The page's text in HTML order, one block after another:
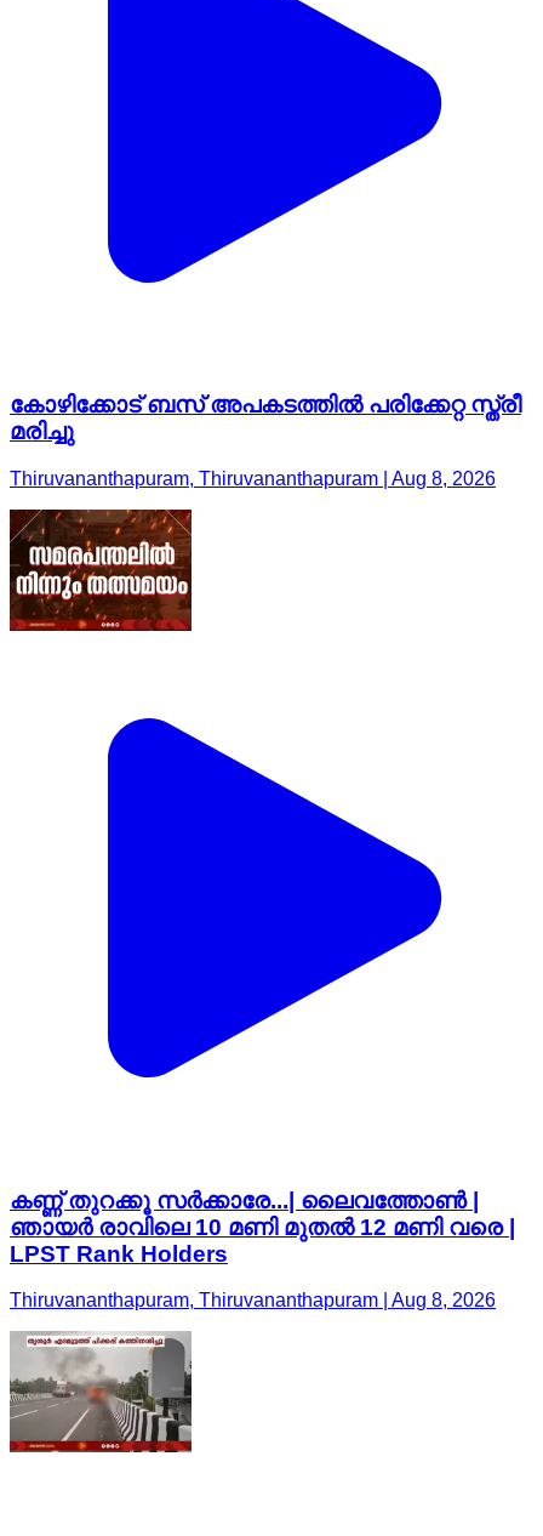
കോഴിക്കോട് ബസ് അപകടത്തിൽ പരിക്കേറ്റ സ്ത്രീ
മരിച്ചു
Thiruvananthapuram, Thiruvananthapuram | Aug 8, 2026
കണ്ണ് തുറക്കൂ സർക്കാരേ...| ലൈവത്തോൺ |
ഞായർ രാവിലെ 10 മണി മുതൽ 12 മണി വരെ |
LPST Rank Holders
Thiruvananthapuram, Thiruvananthapuram | Aug 8, 2026